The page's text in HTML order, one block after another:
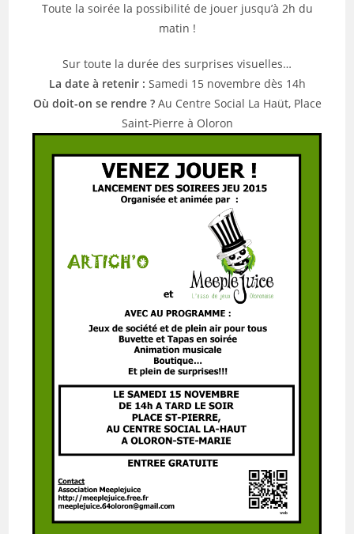
Toute la soirée la possibilité de jouer jusqu’à 2h du
matin !
Sur toute la durée des surprises visuelles…
La date à retenir : Samedi 15 novembre dès 14h
Où doit-on se rendre ?Au Centre Social La Haüt, Place
Saint-Pierre à Oloron